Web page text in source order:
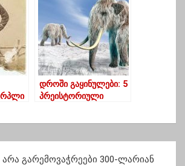
დღეს,25 მარტს მე-7-
ედ ითამაშებს
მსოფლიო თასის
შესარჩევ ეტაპზე
დროში გაყინულები: 5
პრეისტორიული
არა გარემოვაჭრეები 300-ლარიან